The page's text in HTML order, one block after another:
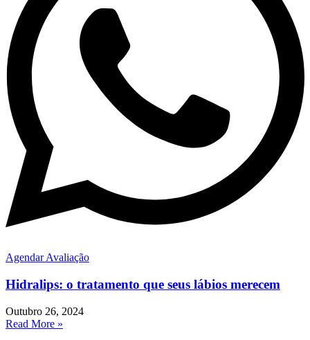
Agendar Avaliação
Hidralips: o tratamento que seus lábios merecem
Outubro 26, 2024
Read More »